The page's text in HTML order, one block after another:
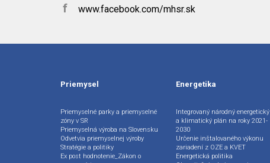
f www.facebook.com/mhsr.sk
Priemysel
Priemyselné parky a priemyselné
zóny v SR
Priemyselná výroba na Slovensku
Odvetvia priemyselnej výroby
Stratégie a politiky
Ex post hodnotenie_Zákon o
Energetika
Integrovaný národný energetický
a klimatický plán na roky 2021-
2030
Určenie inštalovaného výkonu
zariadení z OZE a KVET
Energetická politika